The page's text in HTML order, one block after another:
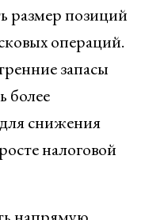
размер позиций
операций.
запасы
более
снижения
налоговой